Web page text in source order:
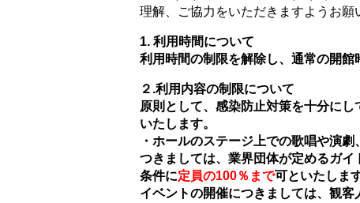
理解、ご協力をいただきますようお願
1. 利用時間について
利用時間の制限を解除し、通常の開館
２.利用内容の制限について
原則として、感染防止対策を十分に
いたします。
・ホールのステージ上での歌唱や演
つきましては、業界団体が定めるガ
条件に定員の100％まで可といたしま
イベントの開催につきましては、観客